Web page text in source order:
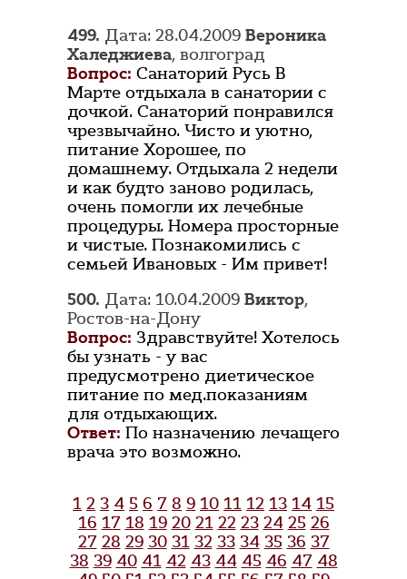
499. Дата: 28.04.2009 Вероника
Халеджиева, волгоград
Вопрос: Санаторий Русь В
Марте отдыхала в санатории с
дочкой. Санаторий понравился
чрезвычайно. Чисто и уютно,
питание Хорошее, по
домашнему. Отдыхала 2 недели
и как будто заново родилась,
очень помогли их лечебные
процедуры. Номера просторные
и чистые. Познакомились с
семьей Ивановых - Им привет!
500. Дата: 10.04.2009 Виктор,
Ростов-на-Дону
Вопрос: Здравствуйте! Хотелось
бы узнать - у вас
предусмотрено диетическое
питание по мед.показаниям
для отдыхающих.
Ответ: По назначению лечащего
врача это возможно.
1 2 3 4 5 6 7 8 9 10 11 12 13 14 15
16 17 18 19 20 21 22 23 24 25 26
27 28 29 30 31 32 33 34 35 36 37
38 39 40 41 42 43 44 45 46 47 48